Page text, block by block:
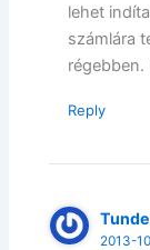
lehet
számlára
régebben.
Reply
Tunde
2013-